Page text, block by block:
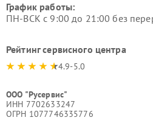
График работы:
ПН-ВСК с 9:00 до 21:00 без
Рейтинг сервисного центра
4.9-5.0
ООО "Русервис"
ИНН 7702633247
ОГРН 1077746335776